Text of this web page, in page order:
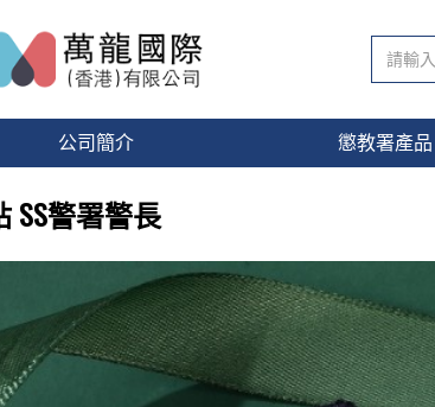
公司簡介 懲教署產品
SS警署警長